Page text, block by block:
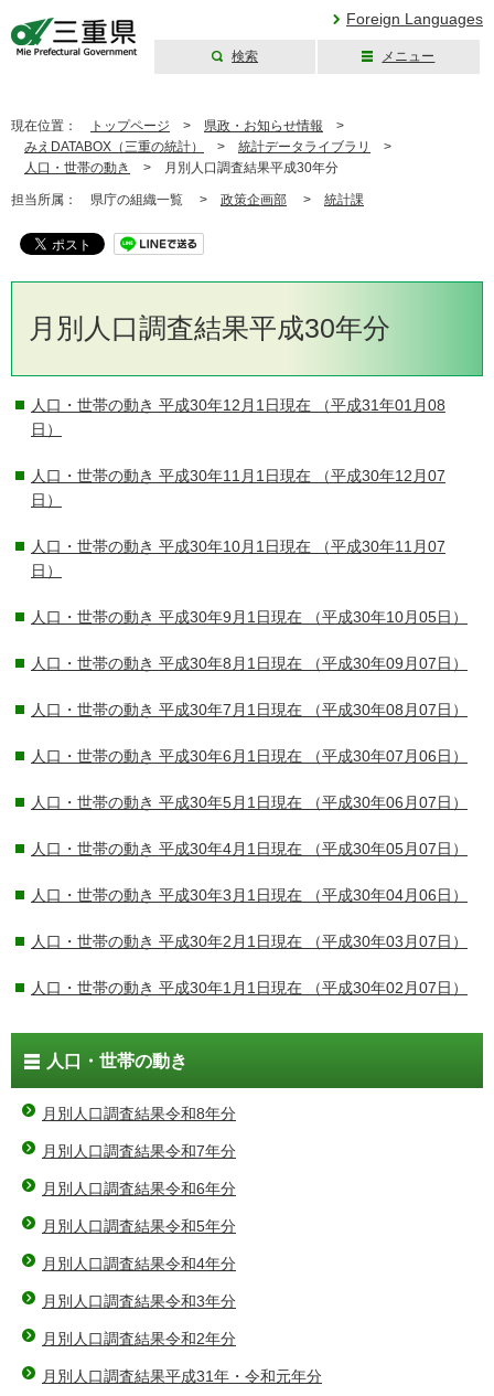
Foreign Languages
検索 メニュー
現在位置： トップページ > 県政・お知らせ情報 >
みえDATABOX（三重の統計）
> 統計データライブラリ
>
人口・世帯の動き
> 月別人口調査結果平成30年分
担当所属： 県庁の組織一覧 > 政策企画部 > 統計課
月別人口調査結果平成30年分
人口・世帯の動き 平成30年12月1日現在 （平成31年01月08
日）
人口・世帯の動き 平成30年11月1日現在 （平成30年12月07
日）
人口・世帯の動き 平成30年10月1日現在 （平成30年11月07
日）
人口・世帯の動き 平成30年9月1日現在 （平成30年10月05日）
人口・世帯の動き 平成30年8月1日現在 （平成30年09月07日）
人口・世帯の動き 平成30年7月1日現在 （平成30年08月07日）
人口・世帯の動き 平成30年6月1日現在 （平成30年07月06日）
人口・世帯の動き 平成30年5月1日現在 （平成30年06月07日）
人口・世帯の動き 平成30年4月1日現在 （平成30年05月07日）
人口・世帯の動き 平成30年3月1日現在 （平成30年04月06日）
人口・世帯の動き 平成30年2月1日現在 （平成30年03月07日）
人口・世帯の動き 平成30年1月1日現在 （平成30年02月07日）
人口・世帯の動き
月別人口調査結果令和8年分
月別人口調査結果令和7年分
月別人口調査結果令和6年分
月別人口調査結果令和5年分
月別人口調査結果令和4年分
月別人口調査結果令和3年分
月別人口調査結果令和2年分
月別人口調査結果平成31年・令和元年分